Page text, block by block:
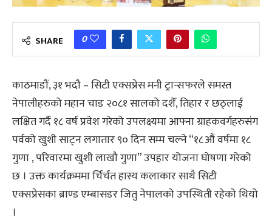
SHARE 0
काठमाडौं, ३१ भदौ – सिटी एक्सप्रेस मनी ट्रान्सफरले समस्त
नेपालीहरुको महान चाड २०८१ सालको दशैँ, तिहार र छठ्लाई
लक्षित गर्दै १८ वर्ष प्रवेश गरेको उपलक्ष्यमा आफ्ना ग्राहकवर्गहरुसंग
पर्वको खुशी साट्न लगातार ९० दिन सम्म चल्ने “१८औं वर्षमा १८
गुणा , परिवारमा खुशी लाखौ गुणा” उपहार योजना घोषणा गरेको
छ । उक्त कार्यक्रममा र्चिर्चत हास्य कलाकार साथै सिटी
एक्सप्रेसका ब्राण्ड एम्बासडर जितु नेपालको उपस्थिती रहेको थियो
।